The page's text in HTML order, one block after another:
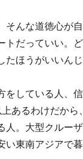
そんな道徳心が
だっていい。
ほうがいいんじ
している人、
あるわけだか
。大型クルー
東南アジアで